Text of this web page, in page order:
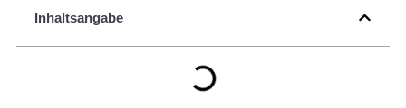
Inhaltsangabe